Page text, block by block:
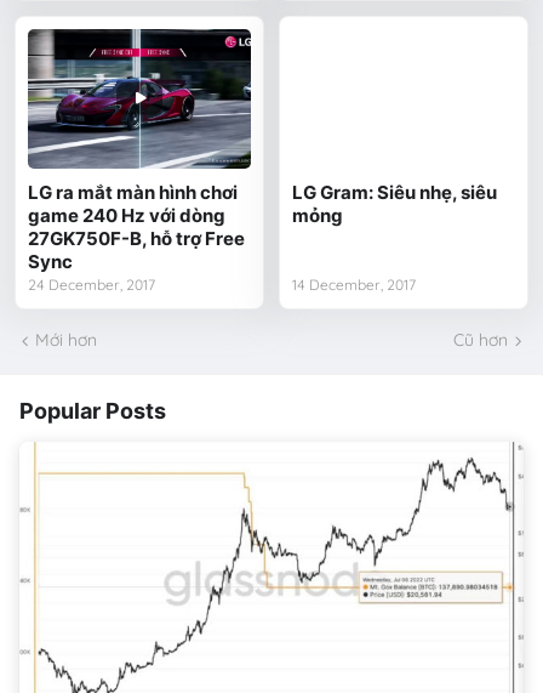
LG ra mắt màn hình chơi
game 240 Hz với dòng
27GK750F-B, hỗ trợ Free
Sync
24 December, 2017
LG Gram: Siêu nhẹ, siêu
mỏng
14 December, 2017
Mới hơn Cũ hơn
Popular Posts